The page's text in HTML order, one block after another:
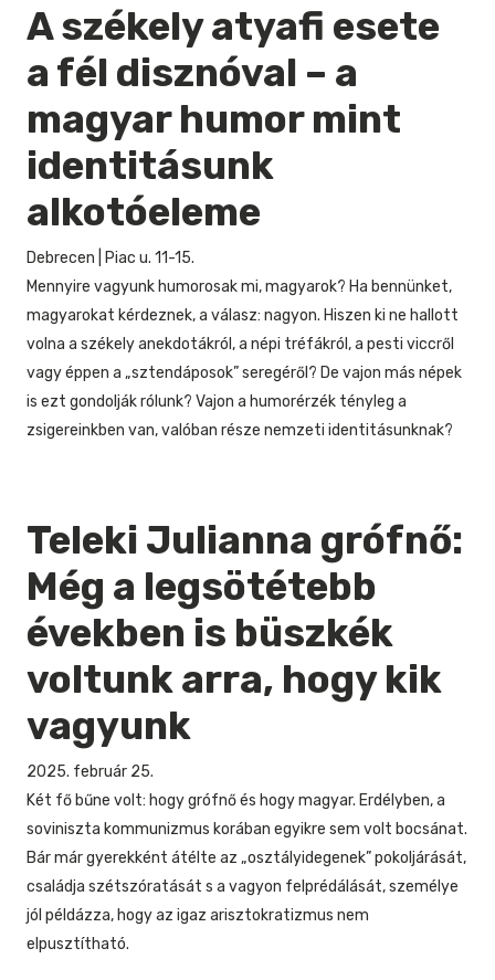
A székely atyafi esete
a fél disznóval – a
magyar humor mint
identitásunk
alkotóeleme
Debrecen
Piac u. 11-15.
Mennyire vagyunk humorosak mi, magyarok? Ha bennünket,
magyarokat kérdeznek, a válasz: nagyon. Hiszen ki ne hallott
volna a székely anekdotákról, a népi tréfákról, a pesti viccről
vagy éppen a „sztendáposok” seregéről? De vajon más népek
is ezt gondolják rólunk? Vajon a humorérzék tényleg a
zsigereinkben van, valóban része nemzeti identitásunknak?
Teleki Julianna grófnő:
Még a legsötétebb
években is büszkék
voltunk arra, hogy kik
vagyunk
2025. február 25.
Két fő bűne volt: hogy grófnő és hogy magyar. Erdélyben, a
soviniszta kommunizmus korában egyikre sem volt bocsánat.
Bár már gyerekként átélte az „osztályidegenek” pokoljárását,
családja szétszóratását s a vagyon felprédálását, személye
jól példázza, hogy az igaz arisztokratizmus nem
elpusztítható.